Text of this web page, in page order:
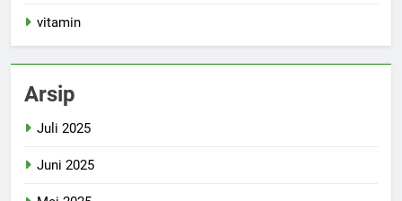
vitamin
Arsip
Juli 2025
Juni 2025